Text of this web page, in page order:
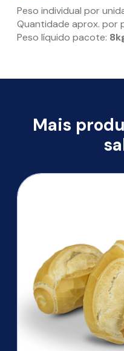
Peso individual por
Quantidade aprox. por
Peso líquido pacote:
Mais